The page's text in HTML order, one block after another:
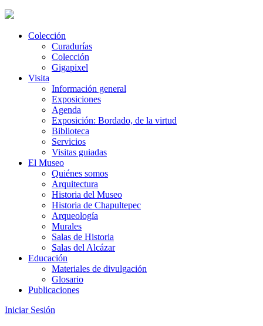
Colección
Curadurías
Colección
Gigapixel
Visita
Información general
Exposiciones
Agenda
Exposición: Bordado, de la virtud
Biblioteca
Servicios
Visitas guiadas
El Museo
Quiénes somos
Arquitectura
Historia del Museo
Historia de Chapultepec
Arqueología
Murales
Salas de Historia
Salas del Alcázar
Educación
Materiales de divulgación
Glosario
Publicaciones
Iniciar Sesión